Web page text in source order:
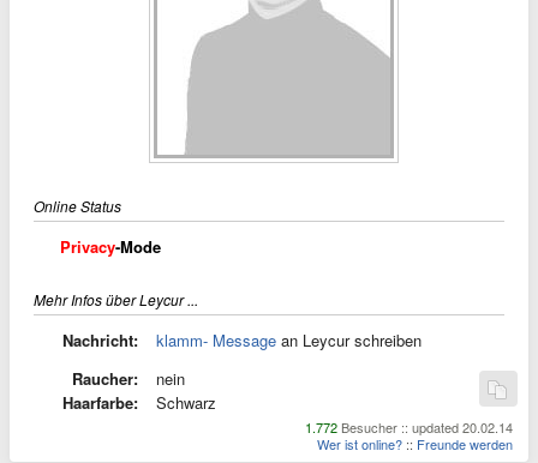
Online Status
Privacy-Mode
Mehr Infos über Leycur ...
Nachricht: klamm- Message an Leycur schreiben
Raucher:
nein
Haarfarbe:
Schwarz
1.772 Besucher :: updated 20.02.14
Wer ist online? :: Freunde werden